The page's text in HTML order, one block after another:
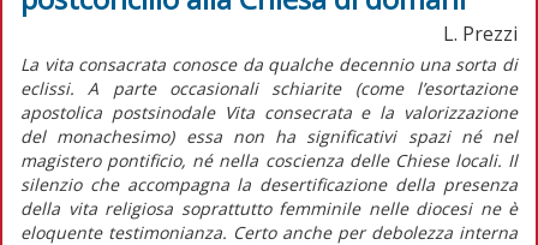
L. Prezzi
La vita consacrata conosce da qualche decennio una sorta di
eclissi. A parte occasionali schiarite (come l’esortazione
apostolica postsinodale Vita consecrata e la valorizzazione
del monachesimo) essa non ha significativi spazi né nel
magistero pontificio, né nella coscienza delle Chiese locali. Il
silenzio che accompagna la desertificazione della presenza
della vita religiosa soprattutto femminile nelle diocesi ne è
eloquente testimonianza. Certo anche per debolezza interna